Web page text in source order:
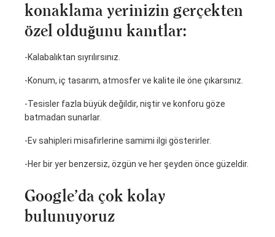
konaklama yerinizin gerçekten
özel olduğunu kanıtlar:
-Kalabalıktan sıyrılırsınız.
-Konum, iç tasarım, atmosfer ve kalite ile öne çıkarsınız.
-Tesisler fazla büyük değildir, niştir ve konforu göze
batmadan sunarlar.
-Ev sahipleri misafirlerine samimi ilgi gösterirler.
-Her bir yer benzersiz, özgün ve her şeyden önce güzeldir.
Google’da çok kolay
bulunuyoruz